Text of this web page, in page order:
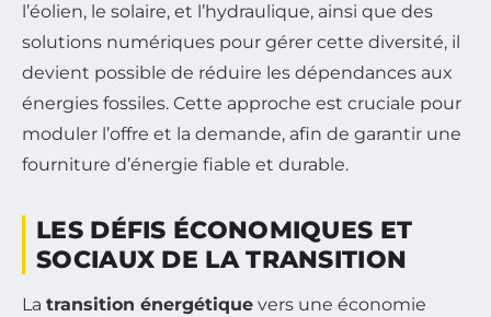
l’éolien, le solaire, et l’hydraulique, ainsi que des
solutions numériques pour gérer cette diversité, il
devient possible de réduire les dépendances aux
énergies fossiles. Cette approche est cruciale pour
moduler l’offre et la demande, afin de garantir une
fourniture d’énergie fiable et durable.
LES DÉFIS ÉCONOMIQUES ET
SOCIAUX DE LA TRANSITION
La transition énergétique vers une économie